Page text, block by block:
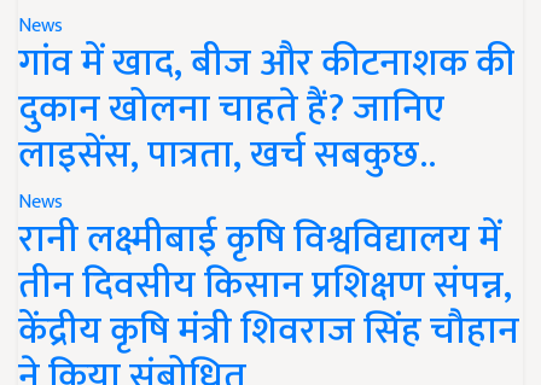
News
गांव में खाद, बीज और कीटनाशक की
दुकान खोलना चाहते हैं? जानिए
लाइसेंस, पात्रता, खर्च सबकुछ..
News
रानी लक्ष्मीबाई कृषि विश्वविद्यालय में
तीन दिवसीय किसान प्रशिक्षण संपन्न,
केंद्रीय कृषि मंत्री शिवराज सिंह चौहान